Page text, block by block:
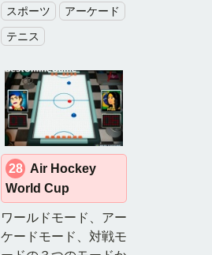
スポーツ
アーケード
テニス
28
Air Hockey
World Cup
ワールドモード、アー
ケードモード、対戦モ